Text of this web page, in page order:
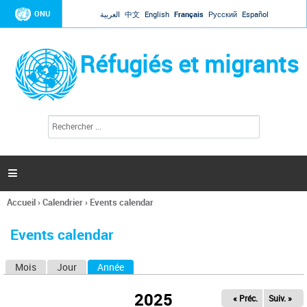
Jump to navigation
ONU العربية 中文 English Français Русский Español
Réfugiés et migrants
l
c
h
e

Vous
ici
Accueil›Calendrier› Events calendar
Events calendar
Mois Jour Année
2025 « Préc. Suiv. »